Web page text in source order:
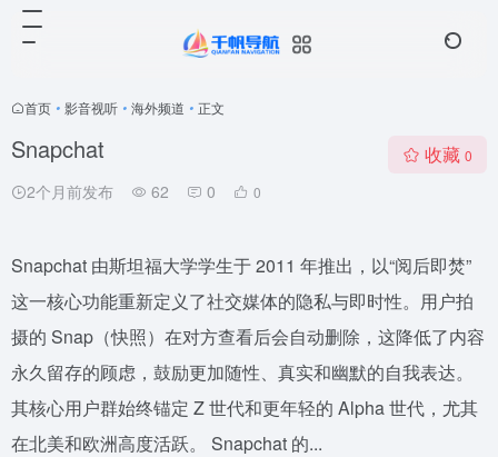
首页 • 影音视听 • 海外频道 • 正文
Snapchat
2个月前发布 62 0 0
收藏 0
Snapchat 由斯坦福大学学生于 2011 年推出，以“阅后即焚”
这一核心功能重新定义了社交媒体的隐私与即时性。用户拍
摄的 Snap（快照）在对方查看后会自动删除，这降低了内容
永久留存的顾虑，鼓励更加随性、真实和幽默的自我表达。
其核心用户群始终锚定 Z 世代和更年轻的 Alpha 世代，尤其
在北美和欧洲高度活跃。 Snapchat 的...